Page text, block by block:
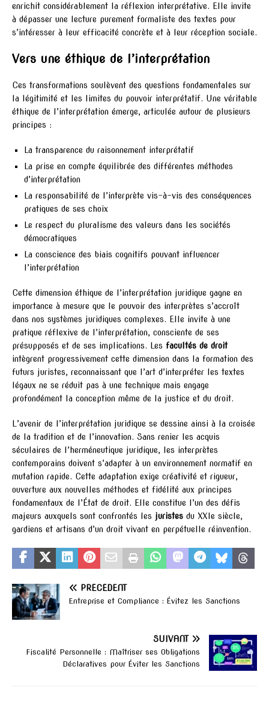
enrichit considérablement la réflexion interprétative. Elle invite
à dépasser une lecture purement formaliste des textes pour
s’intéresser à leur efficacité concrète et à leur réception sociale.
Vers une éthique de l’interprétation
Ces transformations soulèvent des questions fondamentales sur
la légitimité et les limites du pouvoir interprétatif. Une véritable
éthique de l’interprétation émerge, articulée autour de plusieurs
principes :
La transparence du raisonnement interprétatif
La prise en compte équilibrée des différentes méthodes
d’interprétation
La responsabilité de l’interprète vis-à-vis des conséquences
pratiques de ses choix
Le respect du pluralisme des valeurs dans les sociétés
démocratiques
La conscience des biais cognitifs pouvant influencer
l’interprétation
Cette dimension éthique de l’interprétation juridique gagne en
importance à mesure que le pouvoir des interprètes s’accroît
dans nos systèmes juridiques complexes. Elle invite à une
pratique réflexive de l’interprétation, consciente de ses
présupposés et de ses implications. Les facultés de droit
intègrent progressivement cette dimension dans la formation des
futurs juristes, reconnaissant que l’art d’interpréter les textes
légaux ne se réduit pas à une technique mais engage
profondément la conception même de la justice et du droit.
L’avenir de l’interprétation juridique se dessine ainsi à la croisée
de la tradition et de l’innovation. Sans renier les acquis
séculaires de l’herméneutique juridique, les interprètes
contemporains doivent s’adapter à un environnement normatif en
mutation rapide. Cette adaptation exige créativité et rigueur,
ouverture aux nouvelles méthodes et fidélité aux principes
fondamentaux de l’État de droit. Elle constitue l’un des défis
majeurs auxquels sont confrontés les juristes du XXIe siècle,
gardiens et artisans d’un droit vivant en perpétuelle réinvention.
PRÉCÉDENT
Entreprise et Compliance : Évitez les Sanctions
SUIVANT
Fiscalité Personnelle : Maîtriser ses Obligations
Déclaratives pour Éviter les Sanctions